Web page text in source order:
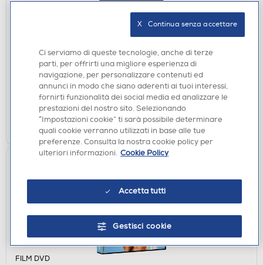
WARNER HOME VIDEO - Jurassic World: Il
€ 7,90
Acquisto online: disponibile
Ritiro in negozio in 30' gratuito:verifica
AGGIUNGI
FILM DVD
Ci serviamo di queste tecnologie, anche di terze
parti, per offrirti una migliore esperienza di
navigazione, per personalizzare contenuti ed
annunci in modo che siano aderenti ai tuoi interessi,
fornirti funzionalità dei social media ed analizzare le
prestazioni del nostro sito. Selezionando
“Impostazioni cookie” ti sarà possibile determinare
quali cookie verranno utilizzati in base alle tue
preferenze. Consulta la nostra cookie policy per
ulteriori informazioni. Cookie Policy
Accetta tutti
Gestisci cookie
X   Continua senza accettare